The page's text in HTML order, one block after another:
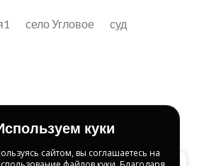
село Угловое суд
куки
сайтом, вы соглашаетесь на